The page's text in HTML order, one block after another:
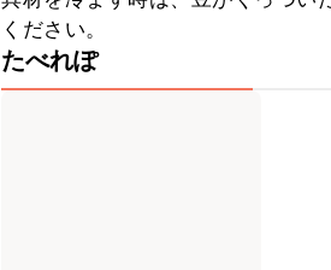
ください。
たべれぽ